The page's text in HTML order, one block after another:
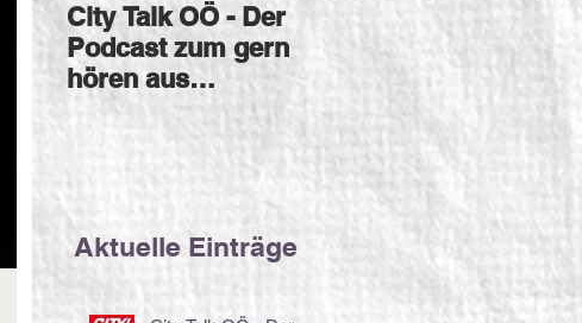
City Talk OÖ - Der
Podcast zum gern
hören aus
Oberösterreich
Tonstudio für
Radiospot
Werbespot
Produktion in Linz,
Wien, Salzburg,
Graz, Klagenfurt,
Innsbruck...
Aktuelle Einträge